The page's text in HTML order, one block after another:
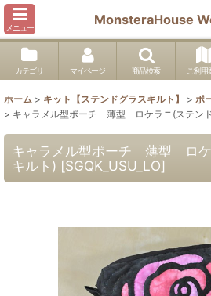
メニュー
MonsteraHouse
カテゴリ マイページ 商品検索 ご利用
ホーム > キット【ステンドグラスキルト】 > ポ
> キャラメル型ポーチ 薄型 ロケラニ(ステン
キャラメル型ポーチ 薄型 ロケ
キルト) [SGQK_USU_LO]